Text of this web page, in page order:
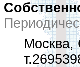
Москва,